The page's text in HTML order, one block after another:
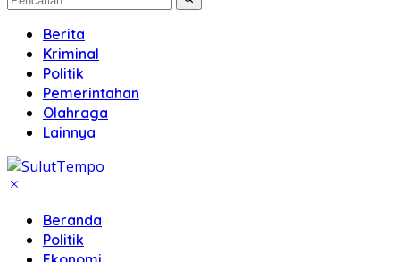
Berita
Kriminal
Politik
Pemerintahan
Olahraga
Lainnya
Beranda
Politik